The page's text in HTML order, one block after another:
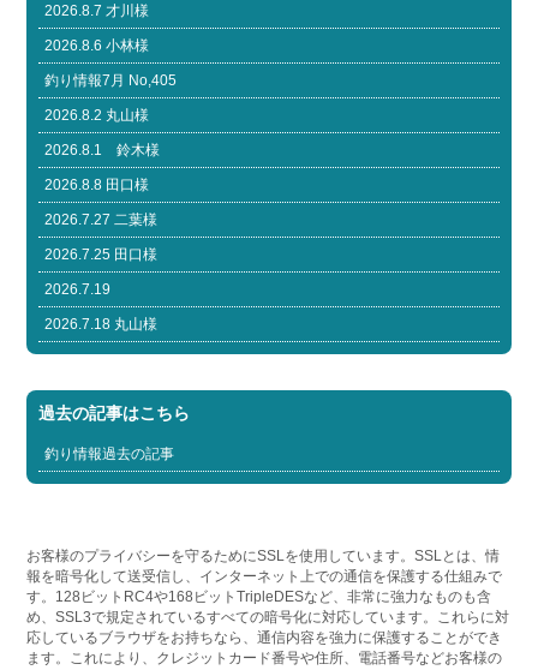
2026.8.7 才川様
2026.8.6 小林様
釣り情報7月 No,405
2026.8.2 丸山様
2026.8.1 鈴木様
2026.8.8 田口様
2026.7.27 二葉様
2026.7.25 田口様
2026.7.19
2026.7.18 丸山様
過去の記事はこちら
釣り情報過去の記事
お客様のプライバシーを守るためにSSLを使用しています。SSLとは、情
報を暗号化して送受信し、インターネット上での通信を保護する仕組みで
す。128ビットRC4や168ビットTripleDESなど、非常に強力なものも含
め、SSL3で規定されているすべての暗号化に対応しています。これらに対
応しているブラウザをお持ちなら、通信内容を強力に保護することができ
ます。これにより、クレジットカード番号や住所、電話番号などお客様の